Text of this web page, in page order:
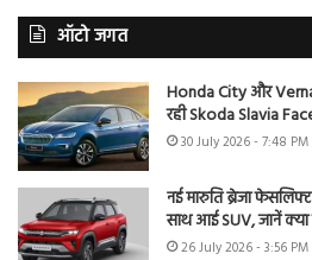
ऑटो जगत
Honda City और
रही Skoda Slavia
30 July 2026 - 7:48 PM
नई मारुति ब्रेजा
साथ आई SUV, जानें
26 July 2026 - 3:56 PM